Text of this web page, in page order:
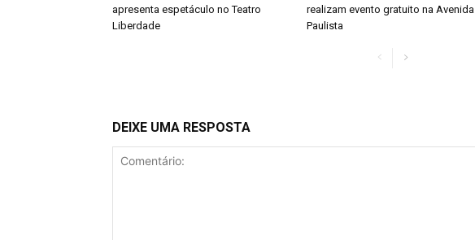
apresenta espetáculo no Teatro
Liberdade
realizam evento gratuito na Avenida
Paulista
DEIXE UMA RESPOSTA